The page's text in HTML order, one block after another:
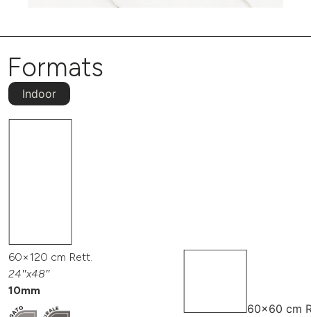
Formats
Indoor
60×120 cm Rett.
24″x48″
10mm
60x60 cm